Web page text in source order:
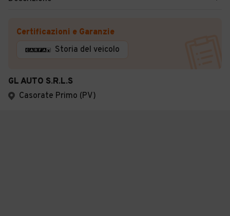
Certificazioni e Garanzie
Storia del veicolo
GL AUTO S.R.L.S
Casorate Primo (PV)